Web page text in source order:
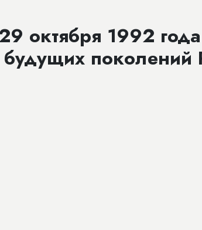
октября 1992
поколений